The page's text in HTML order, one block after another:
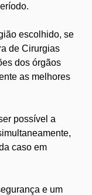
escolhido, se
de Cirurgias
dos órgãos
as melhores
possível a
caso em
e um